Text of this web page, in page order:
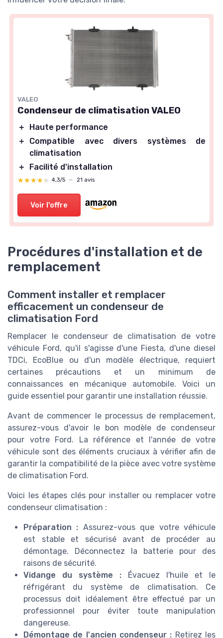
VALEO
Condenseur de climatisation VALEO
＋
Haute performance
＋
Compatible avec divers systèmes de
climatisation
＋
Facilité d'installation
★★★★★
★★★★★ 4,3/5 — 21 avis
Voir l'offre
Procédures d'installation et de
remplacement
Comment installer et remplacer
efficacement un condenseur de
climatisation Ford
Remplacer le condenseur de climatisation de votre
véhicule Ford, qu'il s'agisse d'une Fiesta, d'une diesel
TDCi, EcoBlue ou d'un modèle électrique, requiert
certaines précautions et un minimum de
connaissances en mécanique automobile. Voici un
guide essentiel pour garantir une installation réussie.
Avant de commencer le processus de remplacement,
assurez-vous d'avoir le bon modèle de condenseur
pour votre Ford. La référence et l'année de votre
véhicule sont des éléments cruciaux à vérifier afin de
garantir la compatibilité de la pièce avec votre système
de climatisation Ford.
Voici les étapes clés pour installer ou remplacer votre
condenseur climatisation :
Préparation : Assurez-vous que votre véhicule
est stable et sécurisé avant de procéder au
démontage. Déconnectez la batterie pour des
raisons de sécurité.
Vidange du système : Évacuez l'huile et le
réfrigérant du système de climatisation. Ce
processus doit idéalement être effectué par un
professionnel pour éviter toute manipulation
dangereuse.
Démontage de l'ancien condenseur : Retirez les